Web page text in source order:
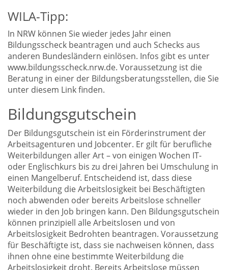
WILA-Tipp:
In NRW können Sie wieder jedes Jahr einen
Bildungsscheck beantragen und auch Schecks aus
anderen Bundesländern einlösen. Infos gibt es unter
www.bildungsscheck.nrw.de. Voraussetzung ist die
Beratung in einer der Bildungsberatungsstellen, die Sie
unter diesem Link finden.
Bildungsgutschein
Der Bildungsgutschein ist ein Förderinstrument der
Arbeitsagenturen und Jobcenter. Er gilt für berufliche
Weiterbildungen aller Art – von einigen Wochen IT-
oder Englischkurs bis zu drei Jahren bei Umschulung in
einen Mangelberuf. Entscheidend ist, dass diese
Weiterbildung die Arbeitslosigkeit bei Beschäftigten
noch abwenden oder bereits Arbeitslose schneller
wieder in den Job bringen kann. Den Bildungsgutschein
können prinzipiell alle Arbeitslosen und von
Arbeitslosigkeit Bedrohten beantragen. Voraussetzung
für Beschäftigte ist, dass sie nachweisen können, dass
ihnen ohne eine bestimmte Weiterbildung die
Arbeitslosigkeit droht. Bereits Arbeitslose müssen